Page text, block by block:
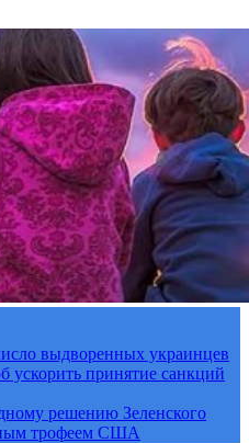
выдворенных украинцев
принятие санкций
решению Зеленского
трофеем США